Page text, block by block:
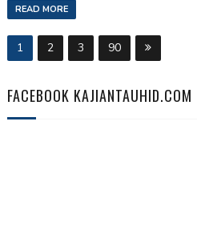
READ MORE
1 2 3 90
FACEBOOK KAJIANTAUHID.COM